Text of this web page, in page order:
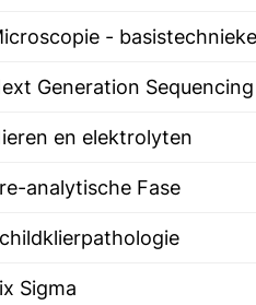
-
Generation Sequencing
en elektrolyten
analytische Fase
Sigma